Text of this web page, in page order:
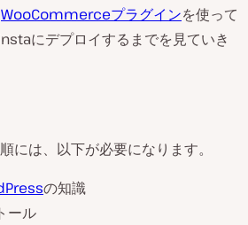
WooCommerceプラグインを使って
にデプロイするまでを見ていき
には、以下が必要になります。
の知識
ール